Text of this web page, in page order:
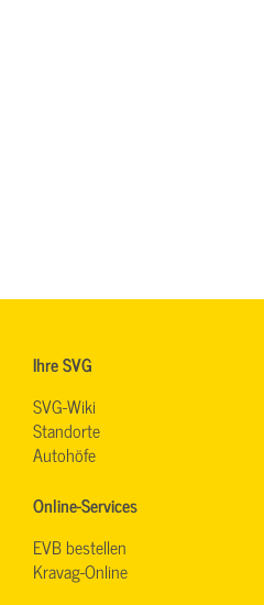
Ihre SVG
SVG-Wiki
Standorte
Autohöfe
Online-Services
EVB bestellen
Kravag-Online